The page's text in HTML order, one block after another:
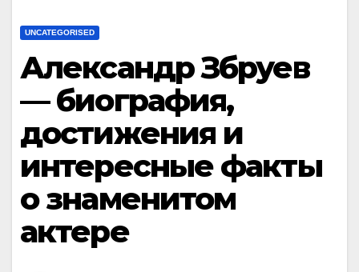
UNCATEGORISED
Александр Збруев
— биография,
достижения и
интересные факты
о знаменитом
актере